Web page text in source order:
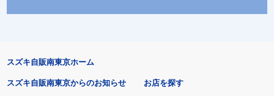
スズキ自販南東京ホーム
スズキ自販南東京からのお知らせ お店を探す